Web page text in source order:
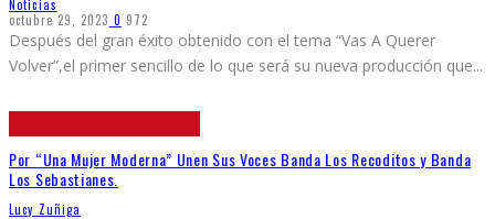
Noticias
octubre 29, 2023 0 972
Después del gran éxito obtenido con el tema “Vas A Querer
Volver”,el primer sencillo de lo que será su nueva producción que...
Por “Una Mujer Moderna” Unen Sus Voces Banda Los Recoditos y Banda
Los Sebastianes.
Lucy Zuñiga